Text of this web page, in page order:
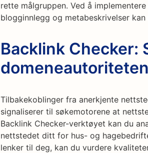
rette målgruppen. Ved å
blogginnlegg og metabeskrivelser
Backlink Checker:
Tilbakekoblinger fra anerkjente
signaliserer til søkemotorene at
Backlink Checker-verktøyet kan du
nettstedet ditt for hus- og
lenker til deg, kan du vurdere